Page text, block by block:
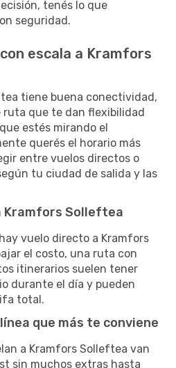
tenés lo que
seguridad.
escala a Kramfors
tiene buena conectividad,
ruta que te dan flexibilidad
estés mirando el
querés el horario más
entre vuelos directos o
tu ciudad de salida y las
Kramfors Solleftea
vuelo directo a Kramfors
el costo, una ruta con
itinerarios suelen tener
durante el día y pueden
total.
que más te conviene
a Kramfors Solleftea van
sin muchos extras hasta